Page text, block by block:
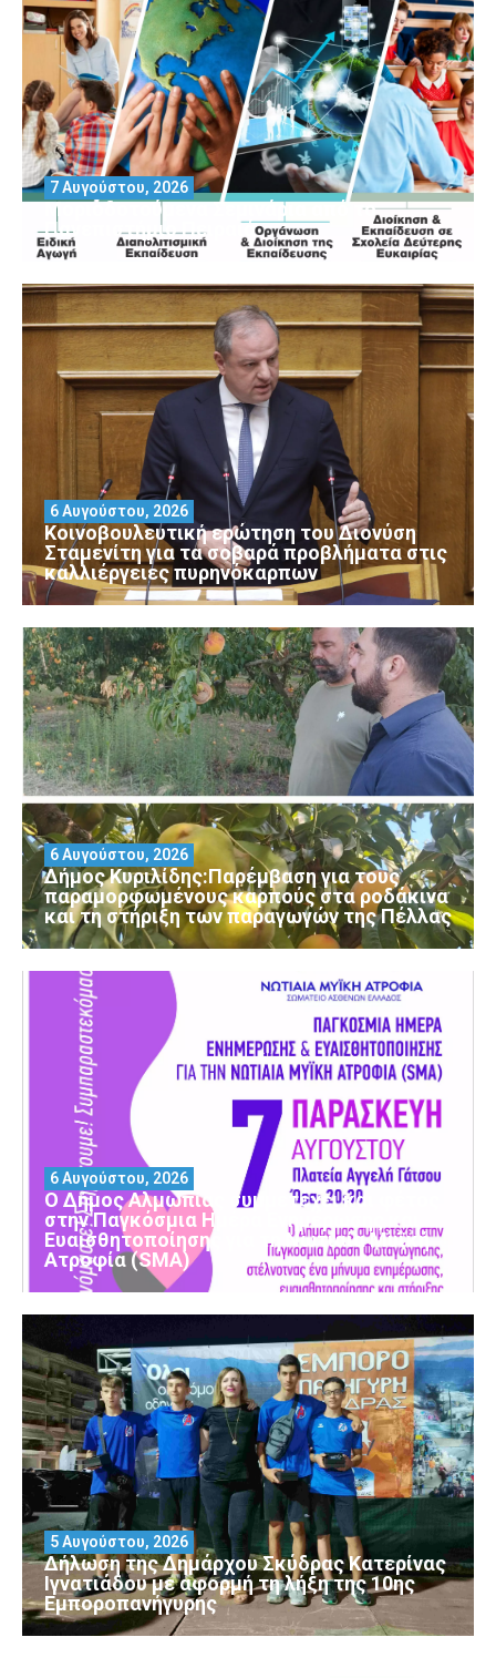
Μοριοδοτούμενα Σεμινάρια από το
Πανεπιστήμιο Πειραιά
7 Αυγούστου, 2026
Κοινοβουλευτική ερώτηση του Διονύση
Σταμενίτη για τα σοβαρά προβλήματα στις
καλλιέργειες πυρηνόκαρπων
6 Αυγούστου, 2026
Δήμος Κυριλίδης:Παρέμβαση για τους
παραμορφωμένους καρπούς στα ροδάκινα
και τη στήριξη των παραγωγών της Πέλλας
6 Αυγούστου, 2026
Ο Δήμος Αλμωπίας συμμετέχει και φέτος
στην Παγκόσμια Ημέρα Ενημέρωσης και
Ευαισθητοποίησης για τη Νωτιαία Μυϊκή
Ατροφία (SMA)
6 Αυγούστου, 2026
Δήλωση της Δημάρχου Σκύδρας Κατερίνας
Ιγνατιάδου με αφορμή τη λήξη της 10ης
Εμποροπανήγυρης
5 Αυγούστου, 2026